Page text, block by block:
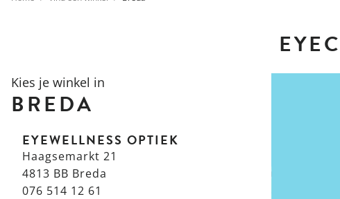
Kies je winkel in
BREDA
EYEWELLNESS OPTIEK
Haagsemarkt 21
4813 BB Breda
076 514 12 61